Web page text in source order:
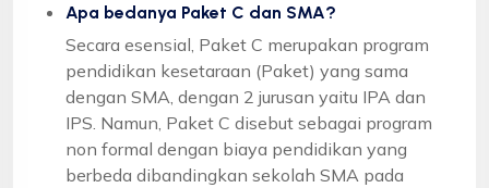
Apa bedanya Paket C dan SMA?
Secara esensial, Paket C merupakan program
pendidikan kesetaraan (Paket) yang sama
dengan SMA, dengan 2 jurusan yaitu IPA dan
IPS. Namun, Paket C disebut sebagai program
non formal dengan biaya pendidikan yang
berbeda dibandingkan sekolah SMA pada